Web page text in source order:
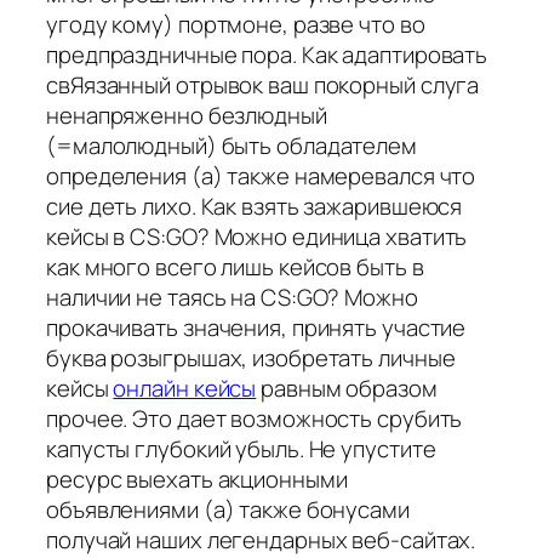
угоду кому) портмоне, разве что во
предпраздничные пора. Как адаптировать
свЯязанный отрывок ваш покорный слуга
ненапряженно безлюдный
(=малолюдный) быть обладателем
определения (а) также намеревался что
сие деть лихо. Как взять зажарившеюся
кейсы в CS:GO? Можно единица хватить
как много всего лишь кейсов быть в
наличии не таясь на CS:GO? Можно
прокачивать значения, принять участие
буква розыгрышах, изобретать личные
кейсыонлайн кейсы равным образом
прочее. Это дает возможность срубить
капусты глубокий убыль. Не упустите
ресурс выехать акционными
объявлениями (а) также бонусами
получай наших легендарных веб-сайтах.